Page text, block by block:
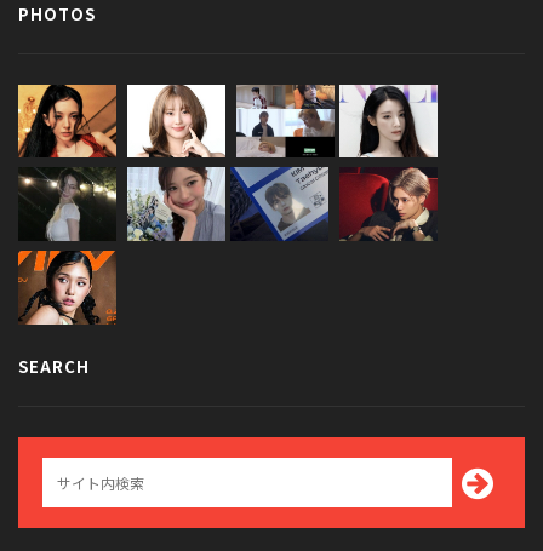
PHOTOS
SEARCH